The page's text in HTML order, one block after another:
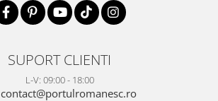
SUPORT CLIENTI
L-V: 09:00 - 18:00
contact@portulromanesc.ro